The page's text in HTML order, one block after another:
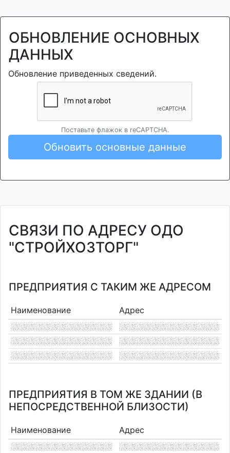
ОБНОВЛЕНИЕ ОСНОВНЫХ
ДАННЫХ
Обновление приведенных сведений.
Поставьте флажок в reCAPTCHA.
Обновить основные данные
СВЯЗИ ПО АДРЕСУ ОДО
"СТРОЙХОЗТОРГ"
ПРЕДПРИЯТИЯ С ТАКИМ ЖЕ АДРЕСОМ
Наименование Адрес
ПРЕДПРИЯТИЯ В ТОМ ЖЕ ЗДАНИИ (В
НЕПОСРЕДСТВЕННОЙ БЛИЗОСТИ)
Наименование Адрес